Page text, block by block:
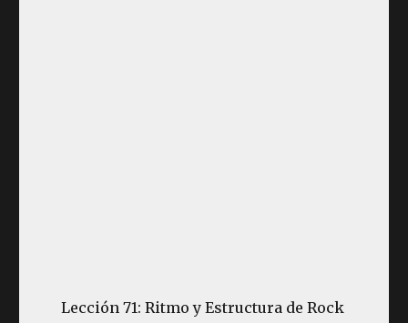
Lección 71: Ritmo y Estructura de Rock